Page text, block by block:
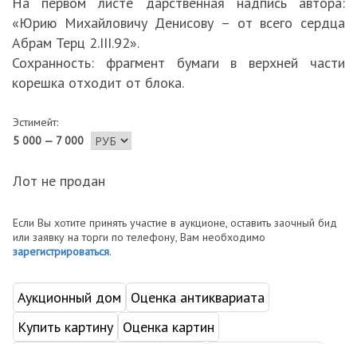
«Юрию Михайловичу Денисову – от всего сердца
Абрам Терц 2.III.92».
Сохранность: фрагмент бумаги в верхней части
корешка отходит от блока.
Эстимейт:
5 000 — 7 000
Лот не продан
Если Вы хотите принять участие в аукционе, оставить заочный бид
или заявку на торги по телефону, Вам необходимо
зарегистрироваться.
Аукционный дом
Оценка антиквариата
Купить картину Оценка картин